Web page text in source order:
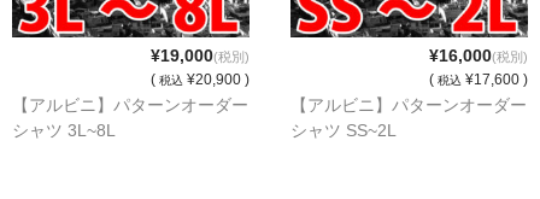
公式ＨＰへ
【特定商取引法に基づく表記】
¥19,000(税別)
( 税込 ¥20,900 )
【アルビニ】パターンオーダー
シャツ 3L~8L
¥16,000(税別)
( 税込 ¥17,600 )
【アルビニ】パターンオーダー
シャツ SS~2L